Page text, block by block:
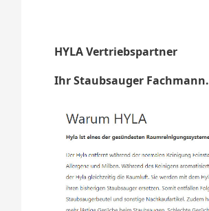
HYLA Vertriebspartner
Ihr Staubsauger Fachmann.